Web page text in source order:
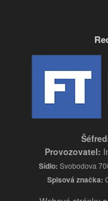
Provozovatel:
Sídlo: Svobodova
Spisová značka: